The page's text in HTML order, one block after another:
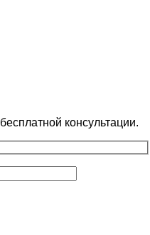
бесплатной консультации.